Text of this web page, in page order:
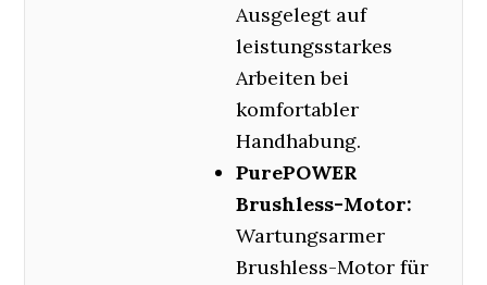
Ausgelegt auf
leistungsstarkes
Arbeiten bei
komfortabler
Handhabung.
PurePOWER
Brushless-Motor:
Wartungsarmer
Brushless-Motor für